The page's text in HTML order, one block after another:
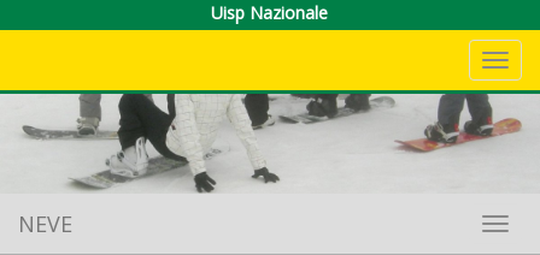
Uisp Nazionale
NEVE